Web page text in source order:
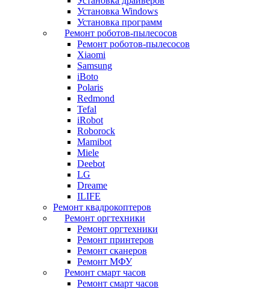
Установка Windows
Установка программ
Ремонт роботов-пылесосов
Ремонт роботов-пылесосов
Xiaomi
Samsung
iBoto
Polaris
Redmond
Tefal
iRobot
Roborock
Mamibot
Miele
Deebot
LG
Dreame
ILIFE
Ремонт квадрокоптеров
Ремонт оргтехники
Ремонт оргтехники
Ремонт принтеров
Ремонт сканеров
Ремонт МФУ
Ремонт смарт часов
Ремонт смарт часов